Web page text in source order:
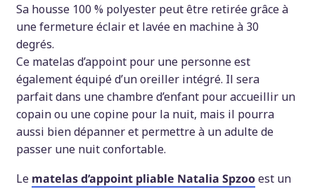
Sa housse 100 % polyester peut être retirée grâce à
une fermeture éclair et lavée en machine à 30
degrés.
Ce matelas d’appoint pour une personne est
également équipé d’un oreiller intégré. Il sera
parfait dans une chambre d’enfant pour accueillir un
copain ou une copine pour la nuit, mais il pourra
aussi bien dépanner et permettre à un adulte de
passer une nuit confortable.
Le matelas d’appoint pliable Natalia Spzooest un